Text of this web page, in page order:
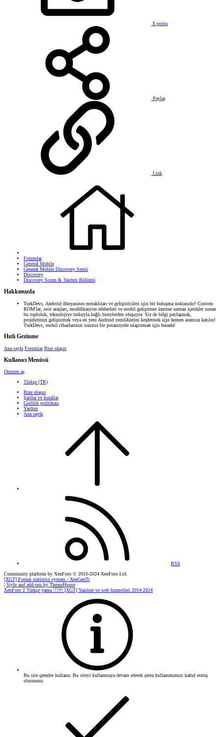
E-posta
Paylaş
Link
Forumlar
General Mobile
General Mobile Discovery Serisi
Discovery
Discovery Sorun & Yardım Bölümü
Hakkımızda
TurkDevs, Android dünyasının meraklıları ve geliştiricileri için bir buluşma noktasıdır! Custom
ROM'lar, root araçları, modifikasyon rehberleri ve mobil geliştirme üzerine uzman içerikler sunan
bu topluluk, teknolojiye tutkuyla bağlı bireylerden oluşuyor. Siz de bilgi paylaşmak,
projelerinizi geliştirmek veya en yeni Android yeniliklerini keşfetmek için hemen aramıza katılın!
TurkDevs, mobil cihazlarınızı sınırsız bir potansiyele ulaştırmak için burada!
Hızlı Gezinme
Ana sayfa Forumlar Bize ulaşın
Kullanıcı Menüsü
Oturum aç
Türkçe (TR)
Bize ulaşın
Şartlar ve kurallar
Gizlilik politikası
Yardım
Ana sayfa
RSS
Community platform by XenForo © 2010-2024 XenForo Ltd.
[XGT] Forum statistics system - XenGenTr
| Style and add-ons by ThemeHouse
XenForo 2 Türkçe yama 🇹🇷 [XGT] Yazılım ve web hizmetleri 2014-2024
Bu site çerezler kullanır. Bu siteyi kullanmaya devam ederek çerez kullanımımızı kabul etmiş
olursunuz.